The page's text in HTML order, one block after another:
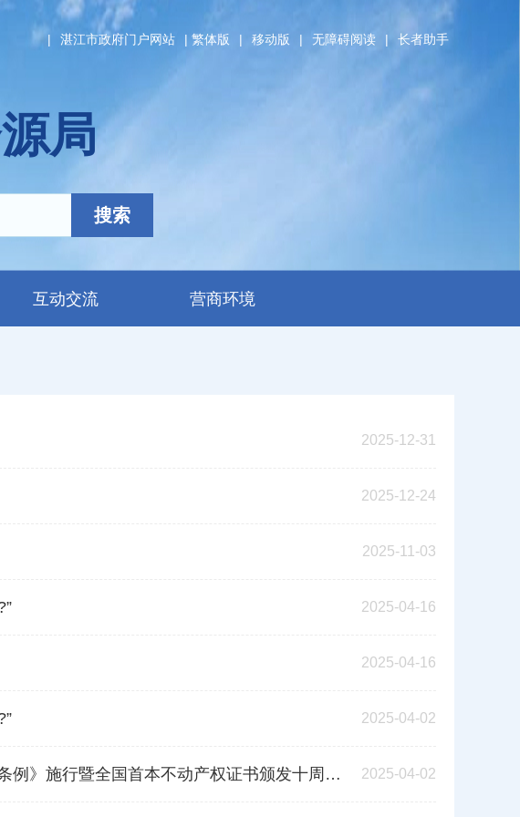
| 湛江市政府门户网站 | 繁体版 | 移动版 | 无障碍阅读 | 长者助手
局
搜索
互动交流 营商环境
2025-12-31
2025-12-24
2025-11-03
2025-04-16
2025-04-16
2025-04-02
施行暨全国首本不动产权证书颁发十周年述评 2025-04-02